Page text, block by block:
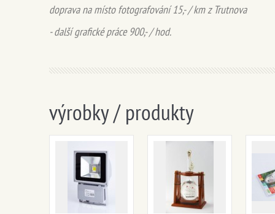
doprava na místo fotografování 15,- / km z Trutnova
- další grafické práce 900,- / hod.
výrobky / produkty